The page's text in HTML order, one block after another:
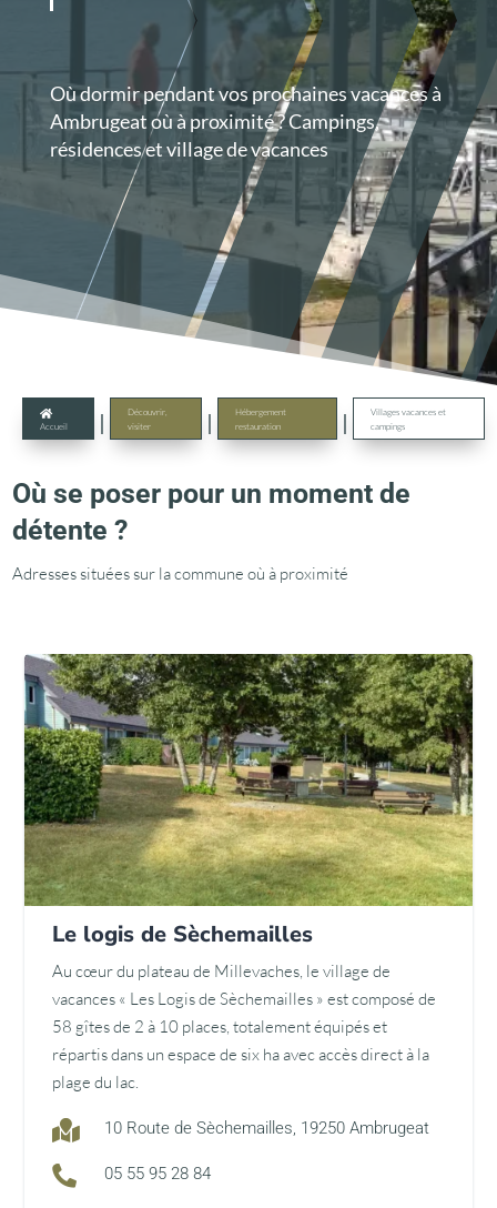
Où dormir pendant vos prochaines vacances à
Ambrugeat où à proximité ? Campings,
résidences et village de vacances

Accueil |
Découvrir,
visiter
|
Hébergement
restauration
|
Villages vacances et
campings
Où se poser pour un moment de
détente ?
Adresses situées sur la commune où à proximité
Le logis de Sèchemailles
Au cœur du plateau de Millevaches, le village de
vacances « Les Logis de Sèchemailles » est composé de
58 gîtes de 2 à 10 places, totalement équipés et
répartis dans un espace de six ha avec accès direct à la
plage du lac.
 10 Route de Sèchemailles, 19250 Ambrugeat
 05 55 95 28 84